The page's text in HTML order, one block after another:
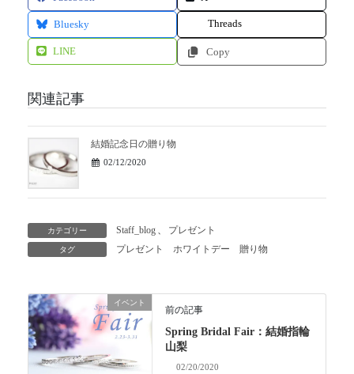
Bluesky Threads
LINE Copy
関連記事
結婚記念日の贈り物
02/12/2020
カテゴリー Staff_blog 、 プレゼント
タグ プレゼント ホワイトデー 贈り物
イベント
前の記事
Spring Bridal Fair：結婚指輪
山梨
02/20/2020